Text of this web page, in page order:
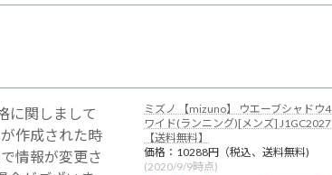
ミズノ 【mizuno】 ウエーブシャドウ4
ワイド(ランニング)[メンズ] J1GC2027
【送料無料】
価格：10288円（税込、送料無料)
(2020/9/9時点)